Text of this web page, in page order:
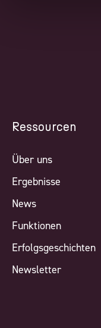
Ressourcen
Über uns
Ergebnisse
News
Funktionen
Erfolgsgeschichten
Newsletter